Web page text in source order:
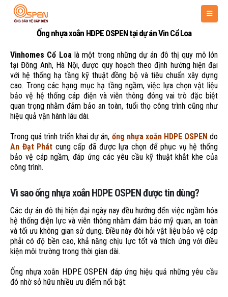
Ống nhựa xoắn HDPE OSPEN tại dự án Vin Cổ Loa
Vinhomes Cổ Loalà một trong những dự án đô thị quy mô lớn
tại Đông Anh, Hà Nội, được quy hoạch theo định hướng hiện đại
với hệ thống hạ tầng kỹ thuật đồng bộ và tiêu chuẩn xây dựng
cao. Trong các hạng mục hạ tầng ngầm, việc lựa chọn vật liệu
bảo vệ hệ thống cáp điện và viễn thông đóng vai trò đặc biệt
quan trọng nhằm đảm bảo an toàn, tuổi thọ công trình cũng như
hiệu quả vận hành lâu dài.
Trong quá trình triển khai dự án, ống nhựa xoắn HDPE OSPEN do
An Đạt Phát cung cấp đã được lựa chọn để phục vụ hệ thống
bảo vệ cáp ngầm, đáp ứng các yêu cầu kỹ thuật khắt khe của
công trình.
Vì sao ống nhựa xoắn HDPE OSPEN được tin dùng?
Các dự án đô thị hiện đại ngày nay đều hướng đến việc ngầm hóa
hệ thống điện lực và viễn thông nhằm đảm bảo mỹ quan, an toàn
và tối ưu không gian sử dụng. Điều này đòi hỏi vật liệu bảo vệ cáp
phải có độ bền cao, khả năng chịu lực tốt và thích ứng với điều
kiện môi trường trong thời gian dài.
Ống nhựa xoắn HDPE OSPEN đáp ứng hiệu quả những yêu cầu
đó nhờ sở hữu nhiều ưu điểm nổi bật: